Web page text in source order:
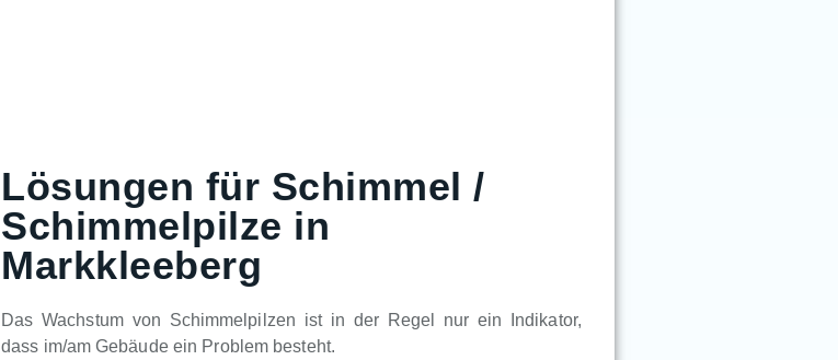
Lösungen für Schimmel /
Schimmelpilze in
Markkleeberg
Das Wachstum von Schimmelpilzen ist in der Regel nur ein Indikator,
dass im/am Gebäude ein Problem besteht.